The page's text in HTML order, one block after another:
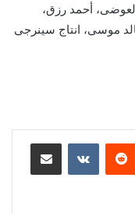
أحمد رزق،
موسى، انتاج سينرجى
مشاركة عبر البريد